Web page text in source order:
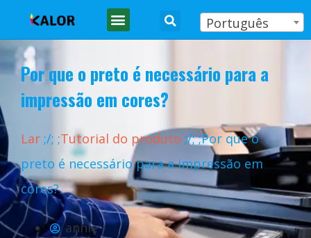
Português
Por que o preto é necessário para a
impressão em cores?
Lar ;/; ;Tutorial do produto ;/; ;Por que o
preto é necessário para a impressão em
cores?
annie